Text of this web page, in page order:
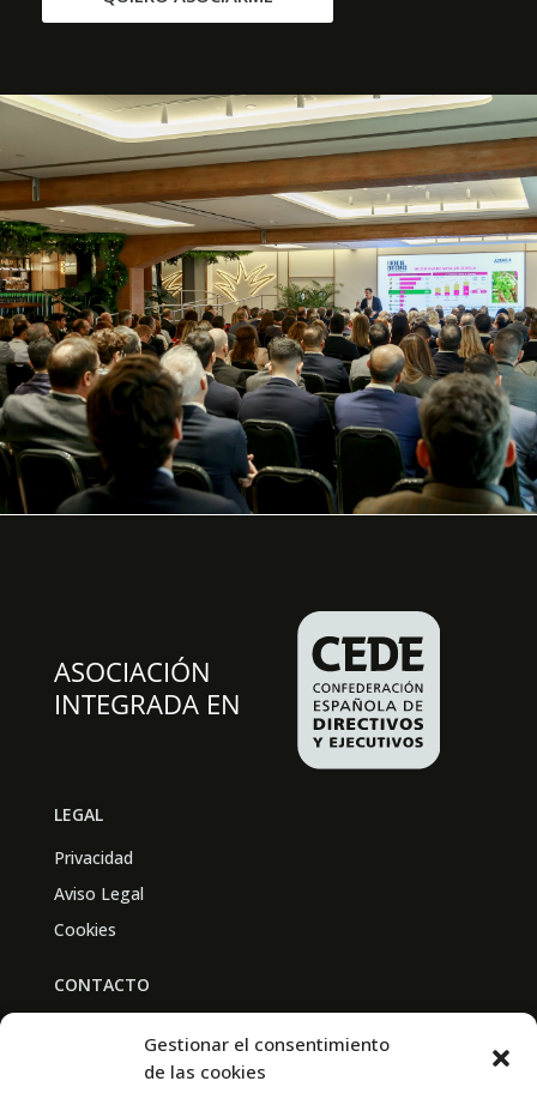
Gestionar el consentimiento
de las cookies
LEGAL
Privacidad
Aviso Legal
Cookies
CONTACTO
Av. Real Academia de Medicina